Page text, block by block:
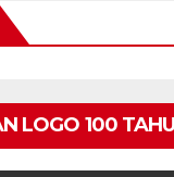
LOGO 100